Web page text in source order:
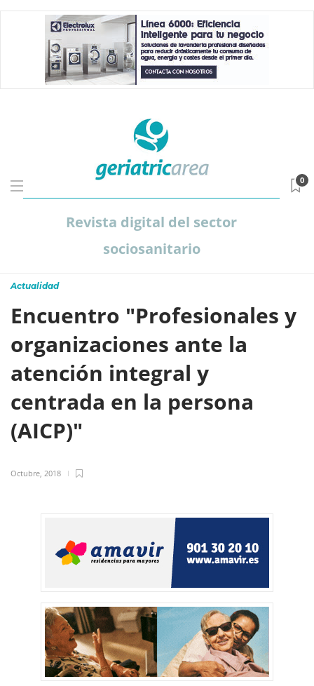
Revista digital del sector
sociosanitario
0
Actualidad
Encuentro "Profesionales y
organizaciones ante la
atención integral y
centrada en la persona
(AICP)"
Octubre, 2018